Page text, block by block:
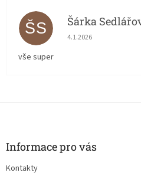
ŠS Šárka
Hodnocení obchodu
4.1.2026
vše super
Informace pro vás
Kontakty